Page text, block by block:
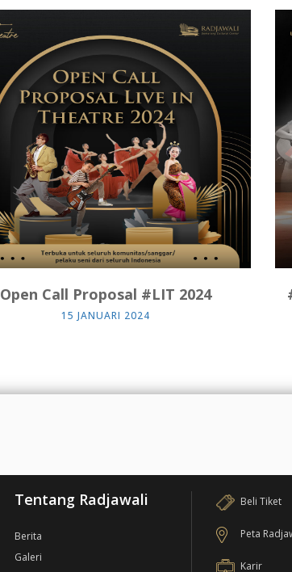
Open Call Proposal #LIT 2024
15 JANUARI 2024
Tentang Radjawali
Berita
Galeri
Beli Tiket
Peta
Karir